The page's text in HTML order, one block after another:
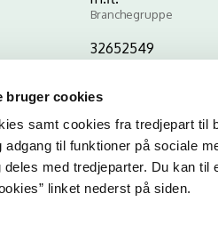
bruger cookies
samt cookies fra tredjepart til
adgang til funktioner på sociale
deles med tredjeparter. Du kan
linket nederst på siden.
Branchegruppe
32652549
CVR-nr
Kopier link til at